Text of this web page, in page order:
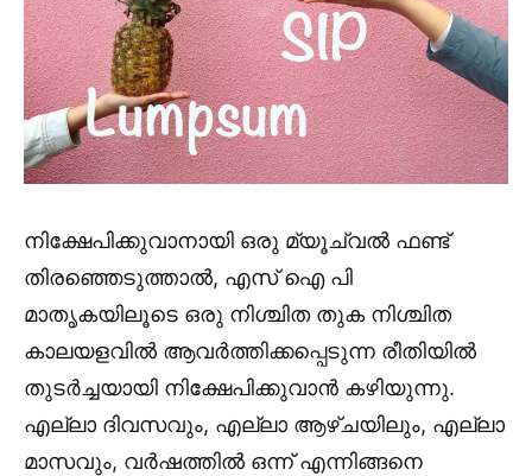
നിക്ഷേപിക്കുവാനായി ഒരു മ്യൂച്വൽ ഫണ്ട്
തിരഞ്ഞെടുത്താൽ, എസ് ഐ പി
മാതൃകയിലൂടെ ഒരു നിശ്ചിത തുക നിശ്ചിത
കാലയളവിൽ ആവർത്തിക്കപ്പെടുന്ന രീതിയിൽ
തുടർച്ചയായി നിക്ഷേപിക്കുവാൻ കഴിയുന്നു.
എല്ലാ ദിവസവും, എല്ലാ ആഴ്ചയിലും, എല്ലാ
മാസവും, വർഷത്തിൽ ഒന്ന് എന്നിങ്ങനെ